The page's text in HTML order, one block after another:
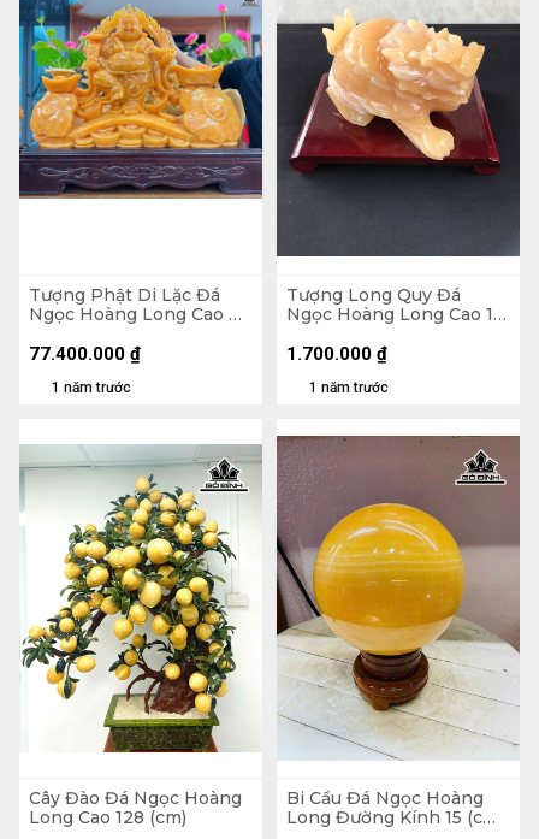
Tượng Phật Di Lặc Đá
Ngọc Hoàng Long Cao Cả
Tượng Cao 105 Ngang 76
1 năm trước
77.400.000 ₫
Tượng Long Quy Đá
Ngọc Hoàng Long Cao 16
2,25kg
1 năm trước
1.700.000 ₫
Cây Đào Đá Ngọc Hoàng
Long Cao 128 (cm)
Bi Cầu Đá Ngọc Hoàng
Long Đường Kính 15 (cm)